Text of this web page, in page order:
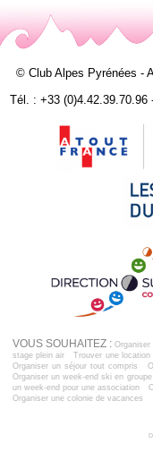
© Club Alpes Pyrénées -
Tél. : +33 (0)4.42.39.70.96
VOUS SOUHAITEZ :
stage plein air
Trouver une location
Organiser un séjour tout compris
Organiser un week-end ski en groupe
un week-end pour une association
Organiser une colonie de vacances